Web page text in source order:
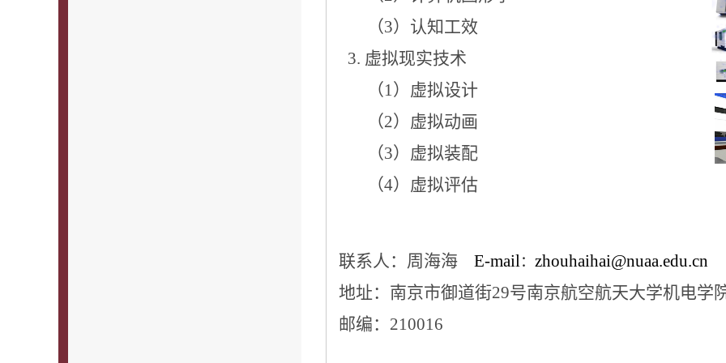
（3）认知工效
3. 虚拟现实技术
（1）虚拟设计
（2）虚拟动画
（3）虚拟装配
（4）虚拟评估
联系人：周海海 E-mail： zhouhaihai@nuaa.edu.cn
地址：南京市御道街29号南京航空航天大学机电学
邮编： 210016